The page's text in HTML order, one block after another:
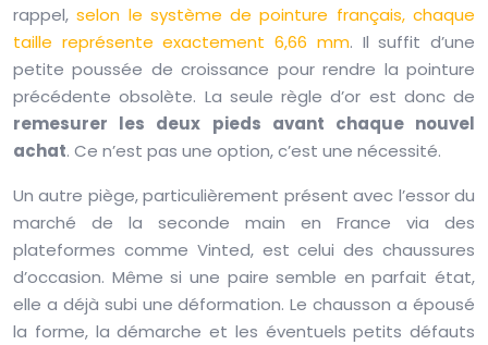
rappel,selon le système de pointure français, chaque
taille représente exactement 6,66 mm. Il suffit d’une
petite poussée de croissance pour rendre la pointure
précédente obsolète. La seule règle d’or est donc de
remesurer les deux pieds avant chaque nouvel
achat. Ce n’est pas une option, c’est une nécessité.
Un autre piège, particulièrement présent avec l’essor du
marché de la seconde main en France via des
plateformes comme Vinted, est celui des chaussures
d’occasion. Même si une paire semble en parfait état,
elle a déjà subi une déformation. Le chausson a épousé
la forme, la démarche et les éventuels petits défauts